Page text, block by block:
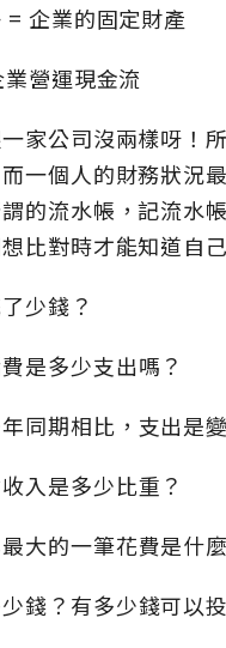
企業的固定財產
營運現金流
家公司沒兩樣呀！
一個人的財務狀況
的流水帳，記流水
比對時才能知道自
少錢？
是多少支出嗎？
同期相比，支出是
入是多少比重？
大的一筆花費是什
錢？有多少錢可以